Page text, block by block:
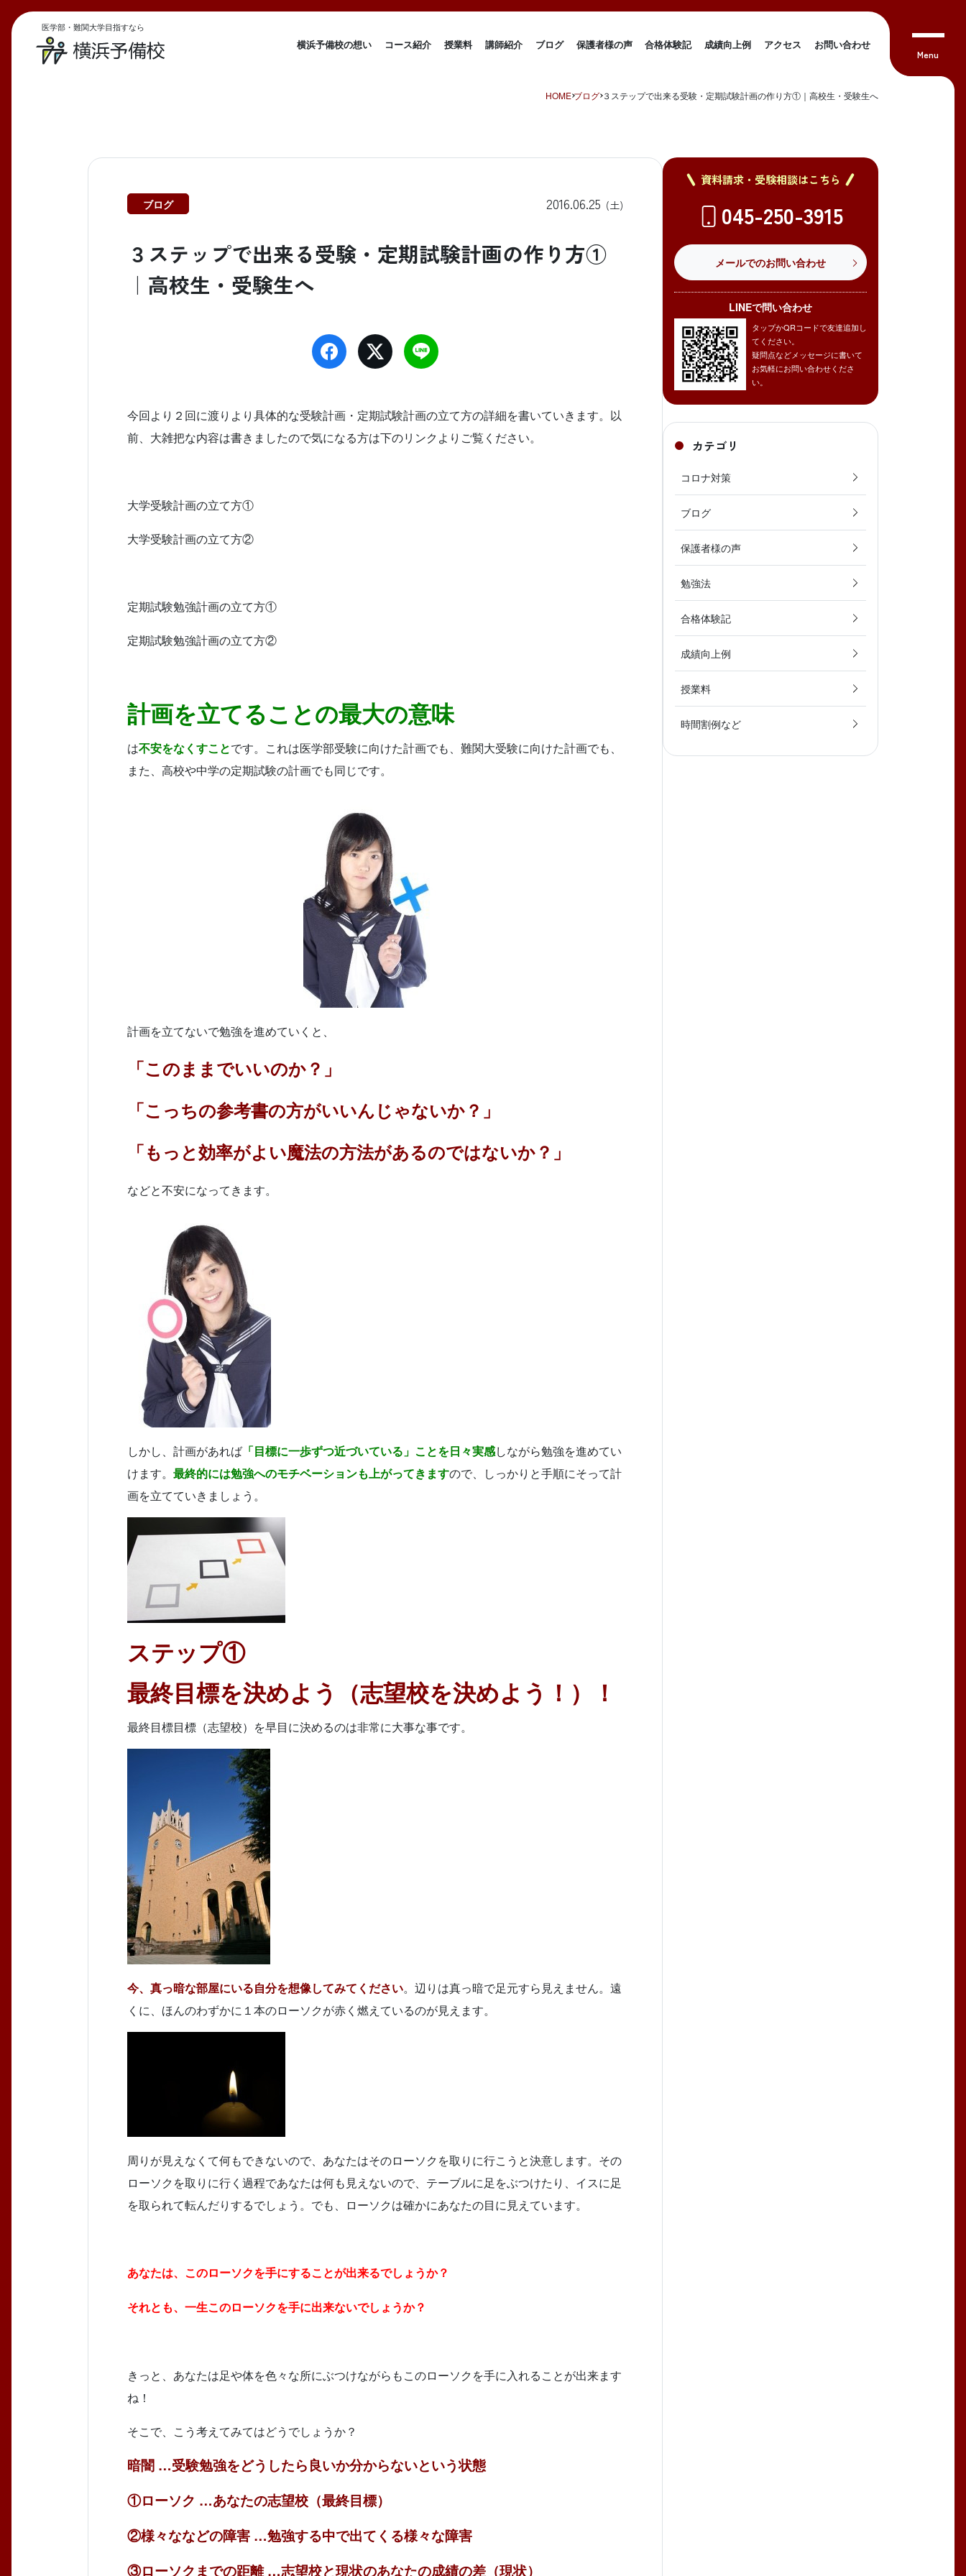
医学部・難関大学目指すなら
横浜予備校の想い コース紹介 授業料 講師紹介 ブログ 保護者様の声 合格体験記 成績向上例 アクセス お問い合わせ
HOME ブログ ３ステップで出来る受験・定期試験計画の作り方①｜高校生・受験生へ
ブログ 2016.06.25 (土)
３ステップで出来る受験・定期試験計画の作り方①
｜高校生・受験生へ
今回より２回に渡りより具体的な受験計画・定期試験計画の立て方の詳細を書いていきます。以
前、大雑把な内容は書きましたので気になる方は下のリンクよりご覧ください。
大学受験計画の立て方①
大学受験計画の立て方②
定期試験勉強計画の立て方①
定期試験勉強計画の立て方②
計画を立てることの最大の意味
は不安をなくすことです。これは医学部受験に向けた計画でも、難関大受験に向けた計画でも、
また、高校や中学の定期試験の計画でも同じです。
計画を立てないで勉強を進めていくと、
「このままでいいのか？」
「こっちの参考書の方がいいんじゃないか？」
「もっと効率がよい魔法の方法があるのではないか？」
などと不安になってきます。
しかし、計画があれば「目標に一歩ずつ近づいている」ことを日々実感しながら勉強を進めてい
けます。 最終的には勉強へのモチベーションも上がってきますので、しっかりと手順にそって計
画を立てていきましょう。
ステップ①
最終目標を決めよう（志望校を決めよう！）！
最終目標目標（志望校）を早目に決めるのは非常に大事な事です。
今、真っ暗な部屋にいる自分を想像してみてください。辺りは真っ暗で足元すら見えません。遠
くに、ほんのわずかに１本のローソクが赤く燃えているのが見えます。
周りが見えなくて何もできないので、あなたはそのローソクを取りに行こうと決意します。その
ローソクを取りに行く過程であなたは何も見えないので、テーブルに足をぶつけたり、イスに足
を取られて転んだりするでしょう。でも、ローソクは確かにあなたの目に見えています。
あなたは、このローソクを手にすることが出来るでしょうか？
それとも、一生このローソクを手に出来ないでしょうか？
きっと、あなたは足や体を色々な所にぶつけながらもこのローソクを手に入れることが出来ます
ね！
そこで、こう考えてみてはどうでしょうか？
暗闇 …受験勉強をどうしたら良いか分からないという状態
①ローソク …あなたの志望校（最終目標）
②様々ななどの障害 …勉強する中で出てくる様々な障害
③ローソクまでの距離 …志望校と現状のあなたの成績の差（現状）
資料請求・受験相談はこちら
045-250-3915
メールでのお問い合わせ
LINEで問い合わせ
タップかQRコードで友達追加し
てください。
疑問点などメッセージに書いて
お気軽にお問い合わせくださ
い。
カテゴリ
コロナ対策
ブログ
保護者様の声
勉強法
合格体験記
成績向上例
授業料
時間割例など